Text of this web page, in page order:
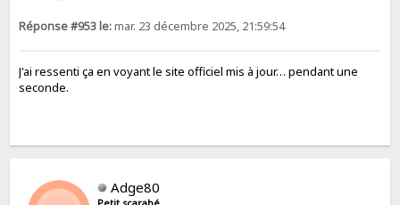
Réponse #953 le:mar. 23 décembre 2025, 21:59:54
J'ai ressenti ça en voyant le site officiel mis à jour… pendant une
seconde.
Adge80